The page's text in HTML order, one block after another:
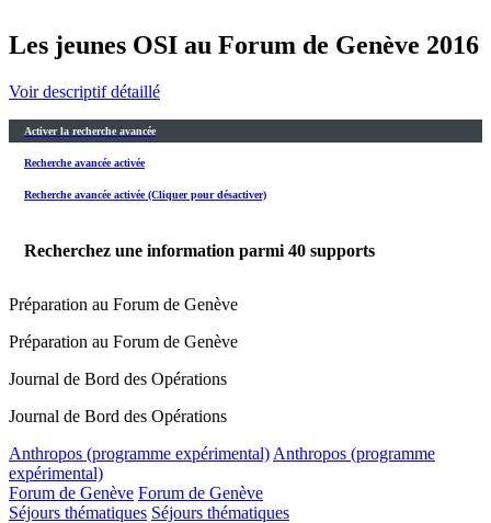
Les jeunes OSI au Forum de Genève 2016
Voir descriptif détaillé
Activer la recherche avancée
Recherche avancée activée
Recherche avancée activée (Cliquer pour désactiver)
Recherchez une information parmi 40 supports
Préparation au Forum de Genève
Préparation au Forum de Genève
Journal de Bord des Opérations
Journal de Bord des Opérations
Anthropos (programme expérimental) Anthropos (programme
expérimental)
Forum de Genève Forum de Genève
Séjours thématiques Séjours thématiques